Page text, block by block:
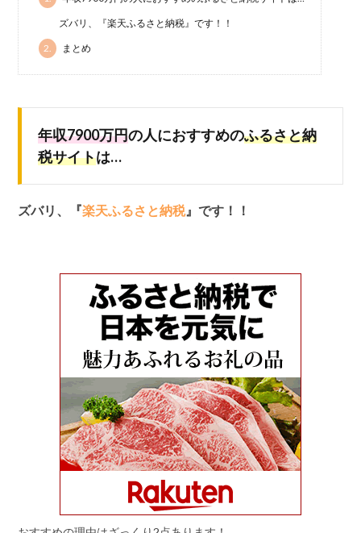
ズバリ、『楽天ふるさと納税』です！！
2. まとめ
年収7900万円の人におすすめのふるさと納
税サイトは…
ズバリ、『楽天ふるさと納税 』です！！